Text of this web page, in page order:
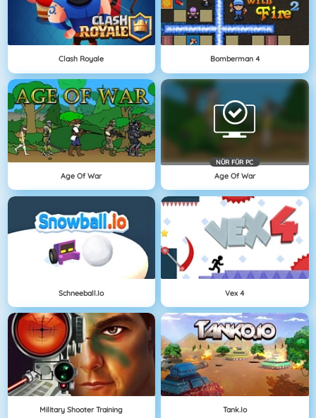
Clash Royale Bomberman 4
Age Of War
NÜR FÜR PC
Age Of War
Schneeball.io Vex 4
Military Shooter Training Tank.io